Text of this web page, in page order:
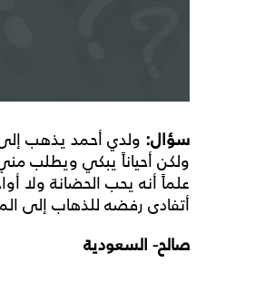
سؤال: ولدي أحمد يذهب
ولكن أحياناً يبكي ويطلب
علماً أنه يحب الحضانة ولا
أتفادى رفضه للذهاب إلى
صالح- السعودية